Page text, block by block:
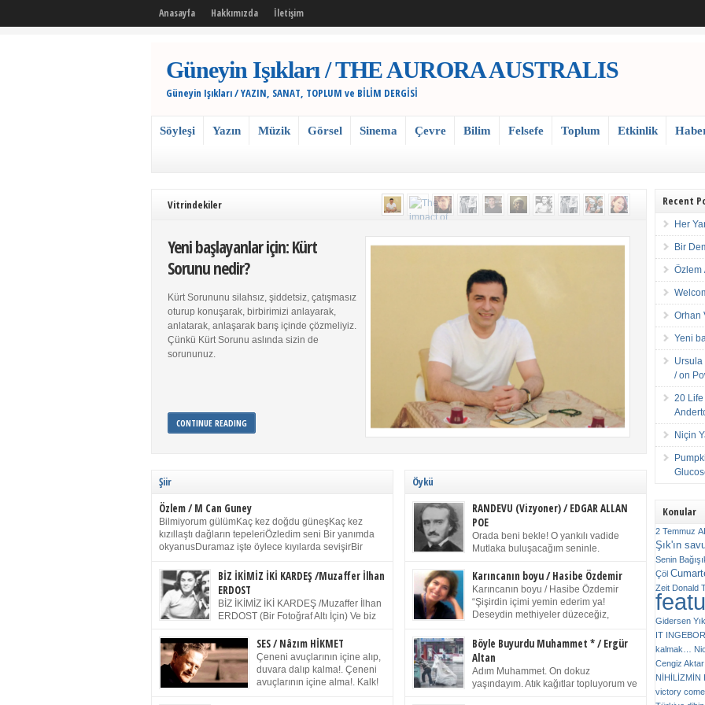
Anasayfa Hakkımızda İletişim
Güneyin Işıkları / THE AURORA AUSTRALIS
Güneyin Işıkları / YAZIN, SANAT, TOPLUM ve BİLİM DERGİSİ
Söyleşi Yazın Müzik Görsel Sinema Çevre Bilim Felsefe Toplum Etkinlik
Vitrindekiler
Yeni başlayanlar için: Kürt
Sorunu nedir?
Kürt Sorununu silahsız, şiddetsiz, çatışmasız
oturup konuşarak, birbirimizi anlayarak,
anlatarak, anlaşarak barış içinde çözmeliyiz.
Çünkü Kürt Sorunu aslında sizin de
sorununuz.
CONTINUE READING
Şiir
Özlem / M Can Guney
Bilmiyorum gülümKaç kez doğdu güneşKaç kez
kızıllaştı dağların tepeleriÖzledim seni Bir yanımda
okyanusDuramaz işte öylece kıyılarda sevişirBir
dururSokulur yalnızlığıma kokun olur Gözlerim bir
buruk gülümsemeDudağımda buğusu
öpüşlerinGeceler boyuÖzledim seni 2004 Haziran
Sydney / Toplumsal Kaynak / Memduh Güney
BİZ İKİMİZ İKİ KARDEŞ /Muzaffer İlhan
ERDOST
BİZ İKİMİZ İKİ KARDEŞ /Muzaffer İlhan
ERDOST (Bir Fotoğraf Altı İçin) Ve biz
Duracağız Fotoğrafımızda durduğumuz gibi Benim
ellerimde kelepçe Yüzümde yapay bir gülüş
(Kelepçeyi yadırgamanın gülüşü belki İlk kez olduğu
için Sonra alıştım Ve unuttum sonra kelepçeyi
SES / Nâzım HİKMET
Çeneni avuçlarının içine alıp,
duvara dalıp kalma!. Çeneni
avuçlarının içine alma!. Kalk!
Öykü
RANDEVU (Vizyoner) / EDGAR ALLAN
POE
Orada beni bekle! O yankılı vadide
Mutlaka buluşacağım seninle.
karısının ölümü üstüne yazdığı ağıt.) Talihsiz ve
gizemli adam! – Sen ki kendi hayal gücünün
parlaklığıyla afalladın, gençliğinin alevleri arasına
düştün! Hayalimde seni tekrar görüyorum! Bir kez
olduğun gibi değil soğuk vadide ve gölgelerin […]
Karıncanın boyu / Hasibe Özdemir
Karıncanın boyu / Hasibe Özdemir
“Şişirdin içimi yemin ederim ya!
Deseydin methiyeler düzeceğiz,
titriyor. “Sana gel demedim kızım.” diyorum sakince.
“Takıldın peşime madem, ne duyarsan
katlanacaksın.” Bir sigara yakıyor. Başını yana yatırıp,
bezmiş annelerin yılgın bakışıyla süzüyor beni.
Kaşlarımı kaldırıp ona bakıyorum ben de. Pes ediyor.
Böyle Buyurdu Muhammet * / Ergür
Altan
Adım Muhammet. On dokuz
yaşındayım. Atık kağıtlar topluyorum ve
Recent
Her
Bir
Özlem
Orhan
Yeni
Ursula
/ on
20
Niçin
Konular
2 Temmuz
Şık'ın
Senin
Çöl
Zeit Donald
Gidersen
IT
kalmak…
Cengiz Aktar
NİHİLİZMİN
victory